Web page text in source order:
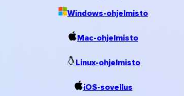
Windows-ohjelmisto
Mac-ohjelmisto
Linux-ohjelmisto
iOS-sovellus